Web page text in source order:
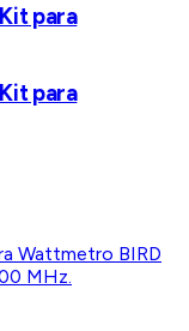
para
para